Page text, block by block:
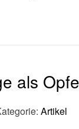
als
Artikel